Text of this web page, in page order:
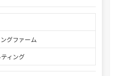
グファーム
ィング